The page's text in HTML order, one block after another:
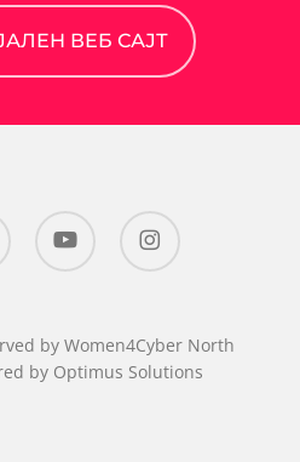
ВЕБ САЈТ
youtube instagram
by Women4Cyber North
by Optimus Solutions